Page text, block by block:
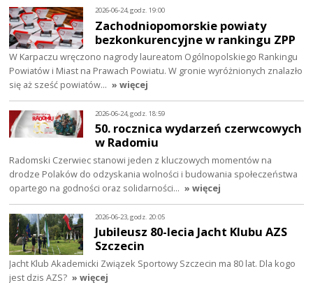
2026-06-24, godz. 19:00
Zachodniopomorskie powiaty
bezkonkurencyjne w rankingu ZPP
W Karpaczu wręczono nagrody laureatom Ogólnopolskiego Rankingu
Powiatów i Miast na Prawach Powiatu. W gronie wyróżnionych znalazło
się aż sześć powiatów… » więcej
2026-06-24, godz. 18:59
50. rocznica wydarzeń czerwcowych
w Radomiu
Radomski Czerwiec stanowi jeden z kluczowych momentów na
drodze Polaków do odzyskania wolności i budowania społeczeństwa
opartego na godności oraz solidarności… » więcej
2026-06-23, godz. 20:05
Jubileusz 80-lecia Jacht Klubu AZS
Szczecin
Jacht Klub Akademicki Związek Sportowy Szczecin ma 80 lat. Dla kogo
jest dzis AZS? » więcej